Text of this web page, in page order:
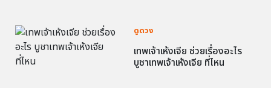
ดูดวง
เทพเจ้าเห้งเจีย ช่วยเรื่องอะไร
บูชาเทพเจ้าเห้งเจีย ที่ไหน